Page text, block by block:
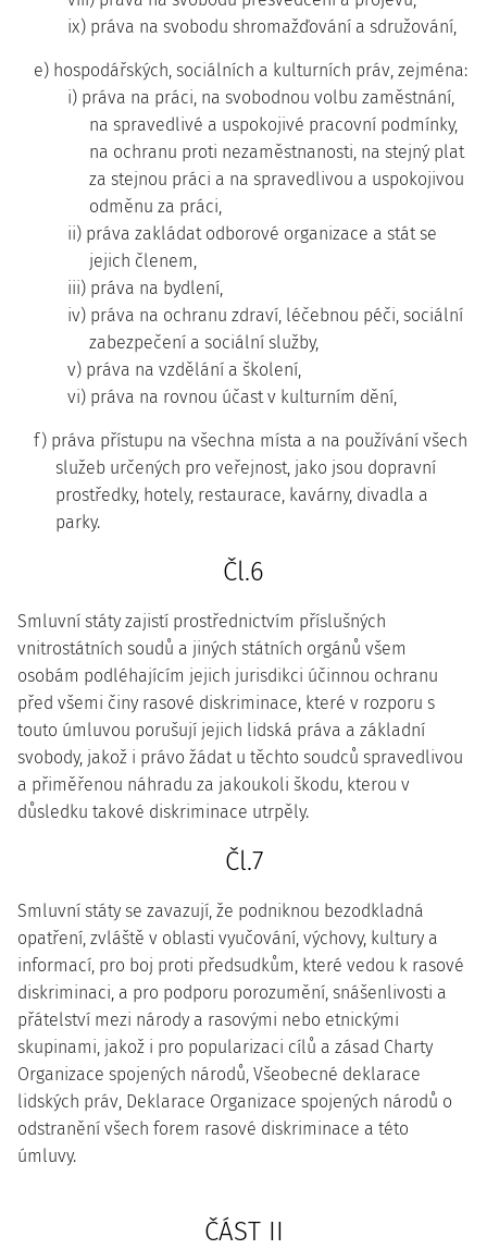
ix) práva na svobodu shromažďování a sdružování,
e) hospodářských, sociálních a kulturních práv, zejména:
i) práva na práci, na svobodnou volbu zaměstnání,
na spravedlivé a uspokojivé pracovní podmínky,
na ochranu proti nezaměstnanosti, na stejný plat
za stejnou práci a na spravedlivou a uspokojivou
odměnu za práci,
ii) práva zakládat odborové organizace a stát se
jejich členem,
iii) práva na bydlení,
iv) práva na ochranu zdraví, léčebnou péči, sociální
zabezpečení a sociální služby,
v) práva na vzdělání a školení,
vi) práva na rovnou účast v kulturním dění,
f) práva přístupu na všechna místa a na používání všech
služeb určených pro veřejnost, jako jsou dopravní
prostředky, hotely, restaurace, kavárny, divadla a
parky.
Čl.6
Smluvní státy zajistí prostřednictvím příslušných
vnitrostátních soudů a jiných státních orgánů všem
osobám podléhajícím jejich jurisdikci účinnou ochranu
před všemi činy rasové diskriminace, které v rozporu s
touto úmluvou porušují jejich lidská práva a základní
svobody, jakož i právo žádat u těchto soudců spravedlivou
a přiměřenou náhradu za jakoukoli škodu, kterou v
důsledku takové diskriminace utrpěly.
Čl.7
Smluvní státy se zavazují, že podniknou bezodkladná
opatření, zvláště v oblasti vyučování, výchovy, kultury a
informací, pro boj proti předsudkům, které vedou k rasové
diskriminaci, a pro podporu porozumění, snášenlivosti a
přátelství mezi národy a rasovými nebo etnickými
skupinami, jakož i pro popularizaci cílů a zásad Charty
Organizace spojených národů, Všeobecné deklarace
lidských práv, Deklarace Organizace spojených národů o
odstranění všech forem rasové diskriminace a této
úmluvy.
ČÁST II